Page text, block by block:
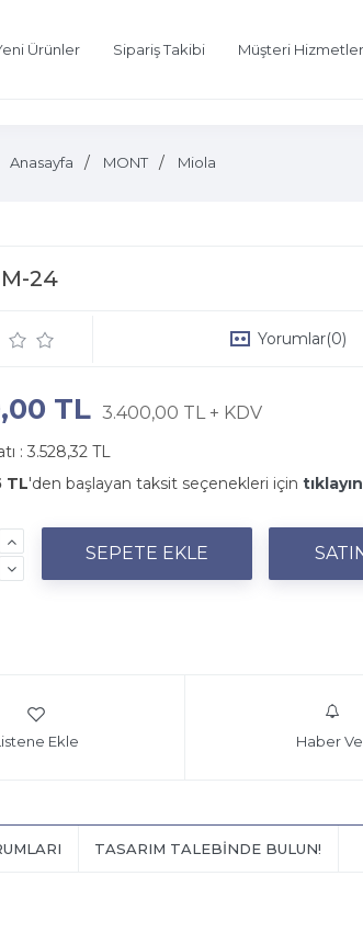
Ürünler Sipariş Takibi Müşteri
Anasayfa MONT Miola
24
Yorumlar(0)
TL 3.400,00 TL + KDV
: 3.528,32 TL
TL'den başlayan taksit seçenekleri için
Ekle Haber
TASARIM TALEBINDE BULUN!